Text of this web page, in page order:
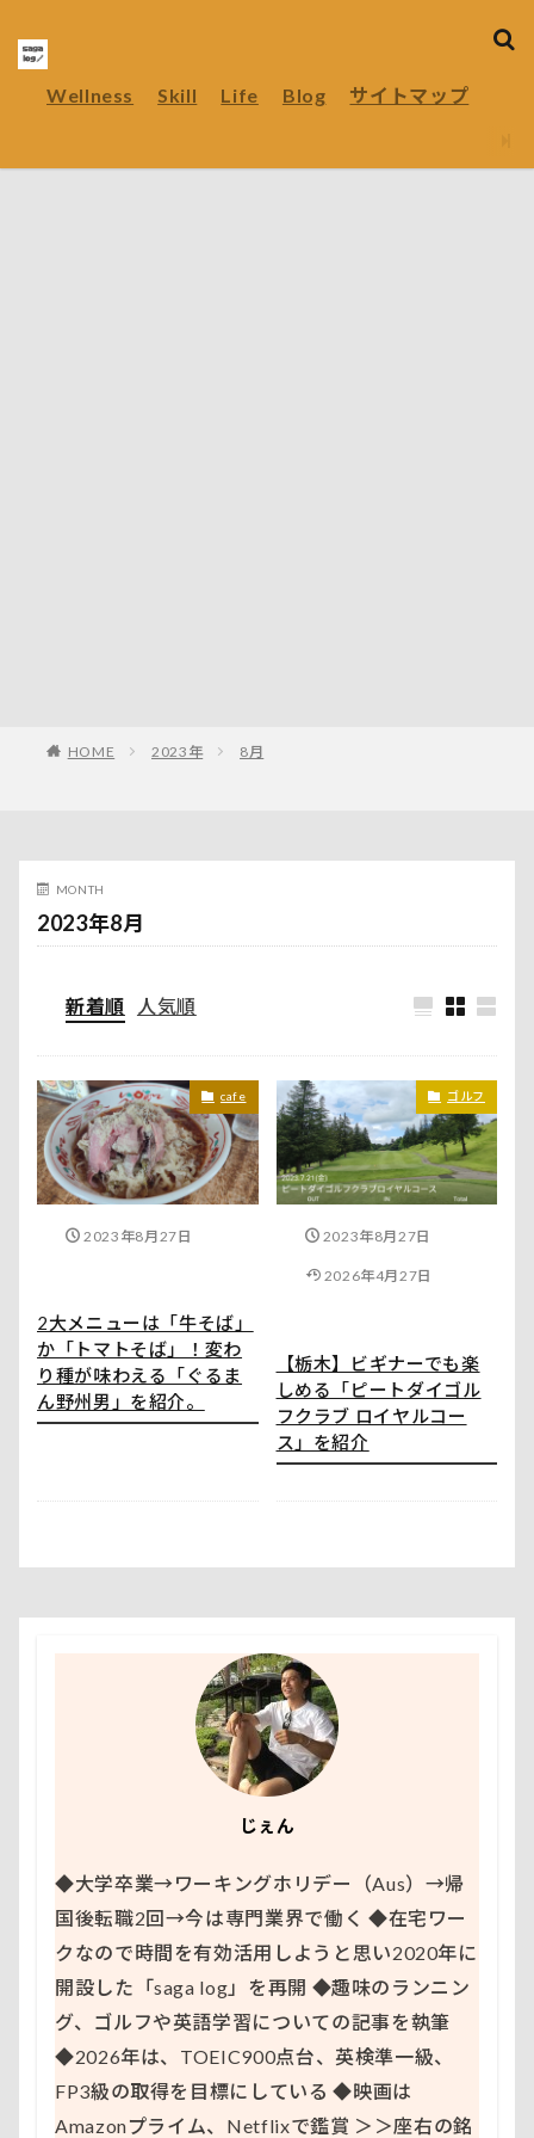
Wellness Skill Life Blog サイトマップ
HOME 2023年 8月
MONTH
2023年8月
新着順 人気順
cafe
2023年8月27日
2大メニューは「牛そば」
か「トマトそば」！変わ
り種が味わえる「ぐるま
ん野州男」を紹介。
ゴルフ
2023年8月27日
2026年4月27日
【栃木】ビギナーでも楽
しめる「ピートダイゴル
フクラブ ロイヤルコー
ス」を紹介
じぇん
◆大学卒業→ワーキングホリデー（Aus）→帰
国後転職2回→今は専門業界で働く ◆在宅ワー
クなので時間を有効活用しようと思い2020年に
開設した「saga log」を再開 ◆趣味のランニン
グ、ゴルフや英語学習についての記事を執筆
◆2026年は、TOEIC900点台、英検準一級、
FP3級の取得を目標にしている ◆映画は
Amazonプライム、Netflixで鑑賞 ＞＞座右の銘